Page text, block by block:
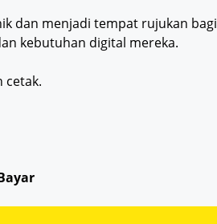
dan menjadi tempat rujukan bagi
kebutuhan digital mereka.
cetak.